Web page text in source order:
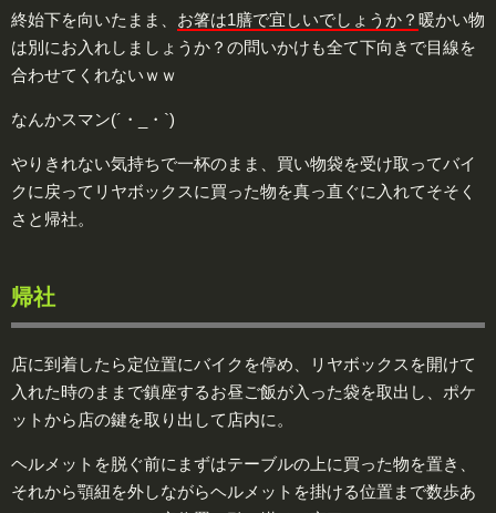
終始下を向いたまま、 お箸は1膳で宜しいでしょうか？ 暖かい物
は別にお入れしましょうか？の問いかけも全て下向きで目線を
合わせてくれないｗｗ
なんかスマン(´・_・`)
やりきれない気持ちで一杯のまま、買い物袋を受け取ってバイ
クに戻ってリヤボックスに買った物を真っ直ぐに入れてそそく
さと帰社。
帰社
店に到着したら定位置にバイクを停め、リヤボックスを開けて
入れた時のままで鎮座するお昼ご飯が入った袋を取出し、ポケ
ットから店の鍵を取り出して店内に。
ヘルメットを脱ぐ前にまずはテーブルの上に買った物を置き、
それから顎紐を外しながらヘルメットを掛ける位置まで数歩あ